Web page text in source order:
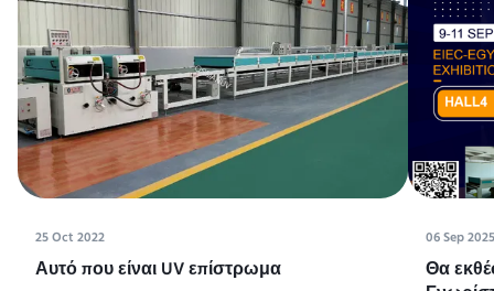
25 Oct 2022
Αυτό που είναι UV επίστρωμα
06 Sep 2025
Θα